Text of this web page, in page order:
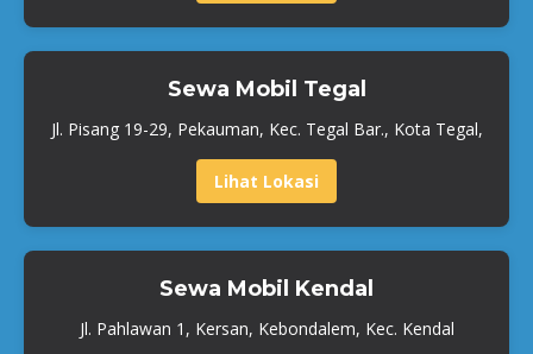
Sewa Mobil Tegal
Jl. Pisang 19-29, Pekauman, Kec. Tegal Bar., Kota Tegal,
Lihat Lokasi
Sewa Mobil Kendal
Jl. Pahlawan 1, Kersan, Kebondalem, Kec. Kendal